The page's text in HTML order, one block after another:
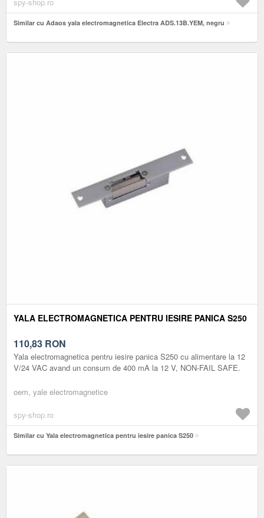
Similar cu Adaos yala electromagnetica Electra ADS.13B.YEM, negru
YALA ELECTROMAGNETICA PENTRU IESIRE PANICA S250
110,83 RON
Yala electromagnetica pentru iesire panica S250 cu alimentare la 12
V/24 VAC avand un consum de 400 mA la 12 V, NON-FAIL SAFE.
oem, yale electromagnetice
spy-shop.ro
Similar cu Yala electromagnetica pentru iesire panica S250